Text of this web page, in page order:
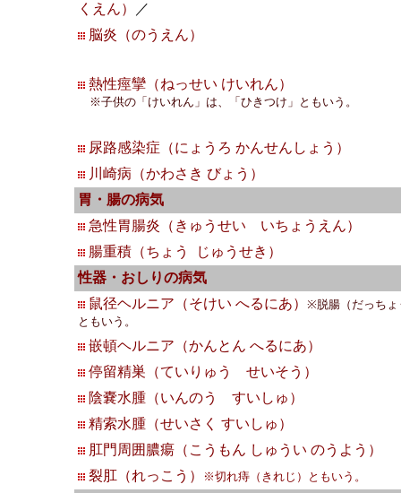
くえん）
／
脳炎（のうえん）
熱性痙攣（ねっせい けいれん）
※子供の「けいれん」は、「ひきつけ」ともいう。
尿路感染症（にょうろ かんせんしょう）
川崎病（かわさき びょう）
胃・腸の病気
急性胃腸炎（きゅうせい いちょうえん）
腸重積（ちょう じゅうせき）
性器・おしりの病気
鼠径ヘルニア（そけい へるにあ） ※脱腸（だっちょ
ともいう。
嵌頓ヘルニア（かんとん へるにあ）
停留精巣（ていりゅう せいそう）
陰嚢水腫（いんのう すいしゅ）
精索水腫（せいさく すいしゅ）
肛門周囲膿瘍（こうもん しゅうい のうよう）
裂肛（れっこう）
※切れ痔（きれじ）ともいう。